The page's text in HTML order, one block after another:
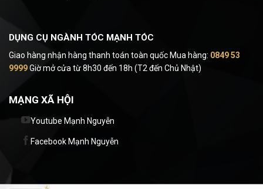
DỤNG CỤ NGÀNH TÓC MẠNH TÓC
Giao hàng nhận hàng thanh toán toàn quốc Mua hàng: 0849 53
9999Giờ mở cửa từ 8h30 đến 18h (T2 đến Chủ Nhật)
MẠNG XÃ HỘI
Youtube Mạnh Nguyễn
Facebook Mạnh Nguyễn